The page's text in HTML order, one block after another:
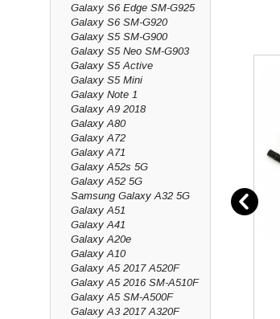
Galaxy S6 Edge SM-G925
Galaxy S6 SM-G920
Galaxy S5 SM-G900
Galaxy S5 Neo SM-G903
Galaxy S5 Active
Galaxy S5 Mini
Galaxy Note 1
Galaxy A9 2018
Galaxy A80
Galaxy A72
Galaxy A71
Galaxy A52s 5G
Galaxy A52 5G
Samsung Galaxy A32 5G
Galaxy A51
Galaxy A41
Galaxy A20e
Galaxy A10
Galaxy A5 2017 A520F
Galaxy A5 2016 SM-A510F
Galaxy A5 SM-A500F
Galaxy A3 2017 A320F
Samsung EP-TA800 25W
Strömadapter med USB-Typ
C kabel 1m Original - Svart
I lager
199 kr 249 kr